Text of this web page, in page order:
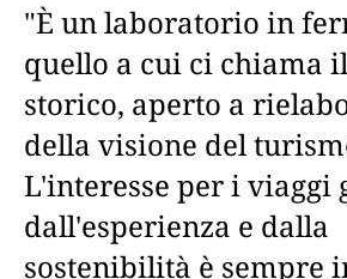
"È un laboratorio in
quello a cui ci chiama
storico, aperto a
della visione del
L'interesse per i viaggi
dall'esperienza e dalla
sostenibilità è sempre